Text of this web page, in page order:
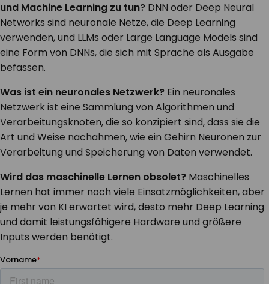
und Machine Learning zu tun? DNN oder Deep Neural
Networks sind neuronale Netze, die Deep Learning
verwenden, und LLMs oder Large Language Models sind
eine Form von DNNs, die sich mit Sprache als Ausgabe
befassen.
Was ist ein neuronales Netzwerk? Ein neuronales
Netzwerk ist eine Sammlung von Algorithmen und
Verarbeitungsknoten, die so konzipiert sind, dass sie die
Art und Weise nachahmen, wie ein Gehirn Neuronen zur
Verarbeitung und Speicherung von Daten verwendet.
Wird das maschinelle Lernen obsolet? Maschinelles
Lernen hat immer noch viele Einsatzmöglichkeiten, aber
je mehr von KI erwartet wird, desto mehr Deep Learning
und damit leistungsfähigere Hardware und größere
Inputs werden benötigt.